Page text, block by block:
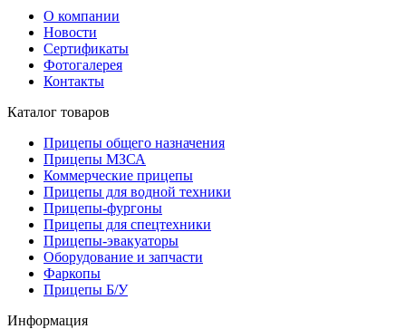
О компании
Новости
Сертификаты
Фотогалерея
Контакты
Каталог товаров
Прицепы общего назначения
Прицепы МЗСА
Коммерческие прицепы
Прицепы для водной техники
Прицепы-фургоны
Прицепы для спецтехники
Прицепы-эвакуаторы
Оборудование и запчасти
Фаркопы
Прицепы Б/У
Информация